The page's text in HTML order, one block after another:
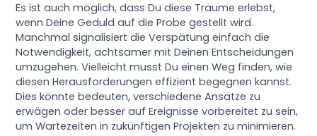
Es ist auch möglich, dass Du diese Träume erlebst,
wenn Deine Geduld auf die Probe gestellt wird.
Manchmal signalisiert die Verspätung einfach die
Notwendigkeit, achtsamer mit Deinen Entscheidungen
umzugehen. Vielleicht musst Du einen Weg finden, wie
diesen Herausforderungen effizient begegnen kannst.
Dies könnte bedeuten, verschiedene Ansätze zu
erwägen oder besser auf Ereignisse vorbereitet zu sein,
um Wartezeiten in zukünftigen Projekten zu minimieren.